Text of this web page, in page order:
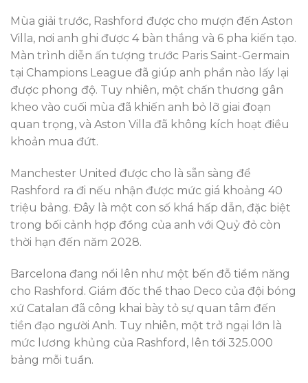
Mùa giải trước, Rashford được cho mượn đến Aston
Villa, nơi anh ghi được 4 bàn thắng và 6 pha kiến tạo.
Màn trình diễn ấn tượng trước Paris Saint-Germain
tại Champions League đã giúp anh phần nào lấy lại
được phong độ. Tuy nhiên, một chấn thương gân
kheo vào cuối mùa đã khiến anh bỏ lỡ giai đoạn
quan trọng, và Aston Villa đã không kích hoạt điều
khoản mua đứt.
Manchester United được cho là sẵn sàng để
Rashford ra đi nếu nhận được mức giá khoảng 40
triệu bảng. Đây là một con số khá hấp dẫn, đặc biệt
trong bối cảnh hợp đồng của anh với Quỷ đỏ còn
thời hạn đến năm 2028.
Barcelona đang nổi lên như một bến đỗ tiềm năng
cho Rashford. Giám đốc thể thao Deco của đội bóng
xứ Catalan đã công khai bày tỏ sự quan tâm đến
tiền đạo người Anh. Tuy nhiên, một trở ngại lớn là
mức lương khủng của Rashford, lên tới 325.000
bảng mỗi tuần.